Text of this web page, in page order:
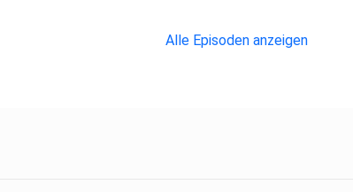
Alle Episoden anzeigen